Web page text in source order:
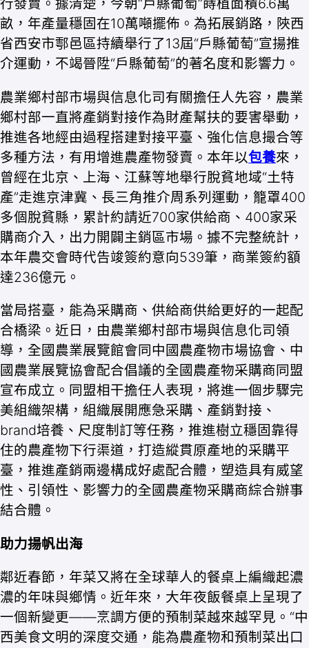
行發賣。據清楚，今朝“戶縣葡萄”蒔植面積6.6萬
畝，年產量穩固在10萬噸擺佈。為拓展銷路，陜西
省西安市鄠邑區持續舉行了13屆“戶縣葡萄”宣揚推
介運動，不竭晉陞“戶縣葡萄”的著名度和影響力。
農業鄉村部市場與信息化司有關擔任人先容，農業
鄉村部一直將產銷對接作為財產幫扶的要害舉動，
推進各地經由過程搭建對接平臺、強化信息撮合等
多種方法，有用增進農產物發賣。本年以包養來，
曾經在北京、上海、江蘇等地舉行脫貧地域“土特
產”走進京津冀、長三角推介周系列運動，籠罩400
多個脫貧縣，累計約請近700家供給商、400家采
購商介入，出力開闢主銷區市場。據不完整統計，
本年農交會時代告竣簽約意向539筆，商業簽約額
達236億元。
當局搭臺，能為采購商、供給商供給更好的一起配
合橋梁。近日，由農業鄉村部市場與信息化司領
導，全國農業展覽館會同中國農產物市場協會、中
國農業展覽協會配合倡議的全國農產物采購商同盟
宣布成立。同盟相干擔任人表現，將進一個步驟完
美組織架構，組織展開應急采購、產銷對接、
brand培養、尺度制訂等任務，推進樹立穩固靠得
住的農產物下行渠道，打造縱貫原產地的采購平
臺，推進產銷兩邊構成好處配合體，塑造具有威望
性、引領性、影響力的全國農產物采購商綜合辦事
結合體。
助力揚帆出海
鄰近春節，年菜又將在全球華人的餐桌上編織起濃
濃的年味與鄉情。近年來，大年夜飯餐桌上呈現了
一個新變更——烹調方便的預制菜越來越罕見。“中
西美食文明的深度交通，能為農產物和預制菜出口